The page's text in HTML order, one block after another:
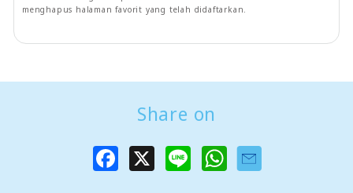
menghapus halaman favorit yang telah didaftarkan.
Share on
W